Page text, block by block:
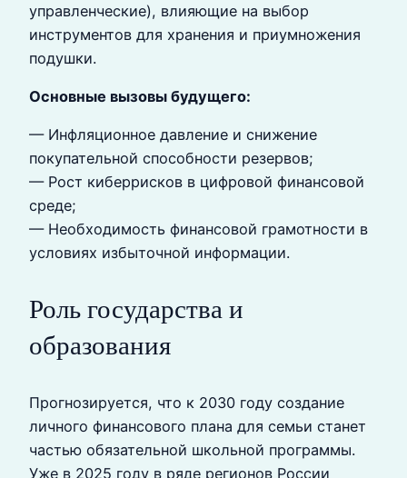
управленческие), влияющие на выбор
инструментов для хранения и приумножения
подушки.
Основные вызовы будущего:
— Инфляционное давление и снижение
покупательной способности резервов;
— Рост киберрисков в цифровой финансовой
среде;
— Необходимость финансовой грамотности в
условиях избыточной информации.
Роль государства и
образования
Прогнозируется, что к 2030 году создание
личного финансового плана для семьи станет
частью обязательной школьной программы.
Уже в 2025 году в ряде регионов России